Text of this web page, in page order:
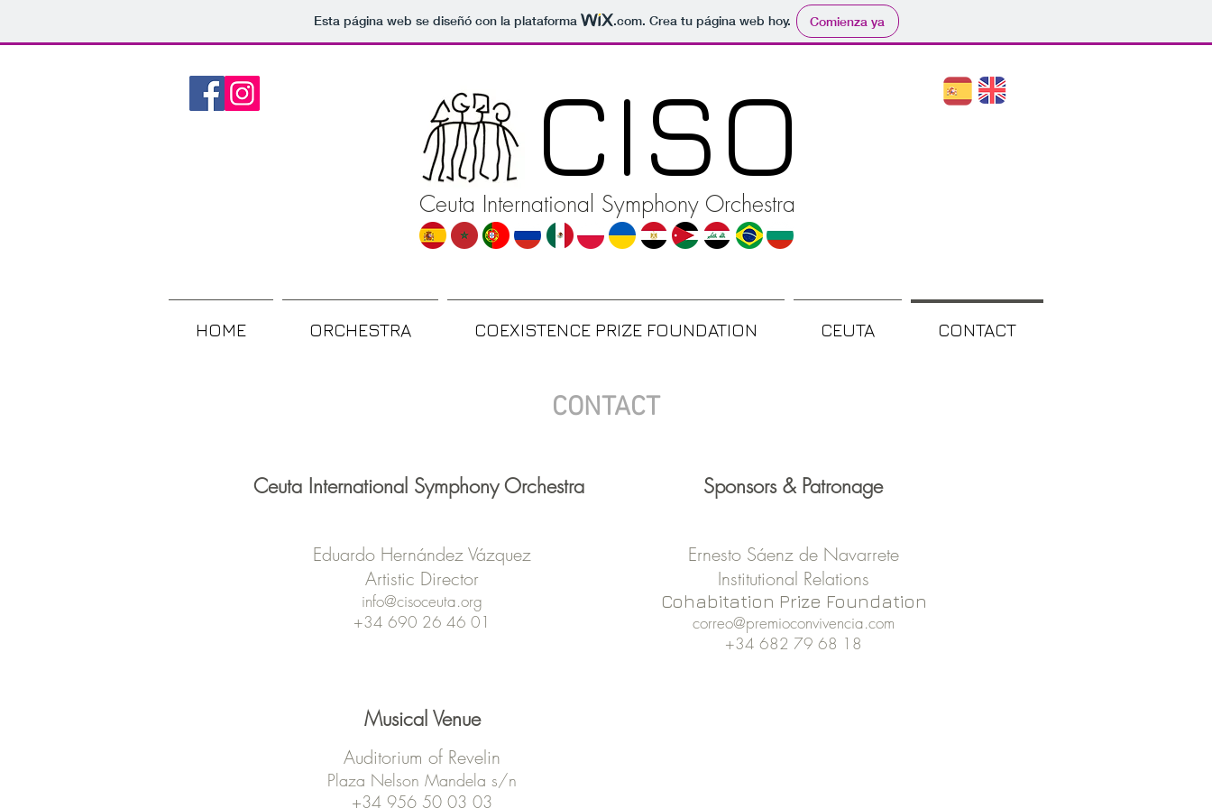
Esta página web se diseñó con la plataforma .com. Crea tu página web hoy. Comienza ya
CISO
Ceuta International Symphony Orchestra
CONTACT
Ceuta International Symphony Orchestra Sponsors & Patronage
Eduardo Hernández Vázquez
Artistic Director
info@cisoceuta.org
+34 690 26 46 01
Ernesto Sáenz de Navarrete
Institutional Relations
Cohabitation Prize Foundation
correo@premioconvivencia.com
+34 682 79 68 18
Musical Venue
Auditorium of Revelin
Plaza Nelson Mandela s/n
+34 956 50 03 03
HOME ORCHESTRA COEXISTENCE PRIZE FOUNDATION CEUTA CONTACT